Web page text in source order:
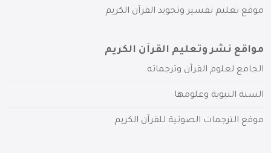
موقع تعليم تفسير وتجويد القرآن الكريم
مواقع نشر وتعليم القرآن الكريم
الجامع لعلوم القرآن وترجماته
السنة النبوية وعلومها
موقع الترجمات الصوتية للقرآن الكريم